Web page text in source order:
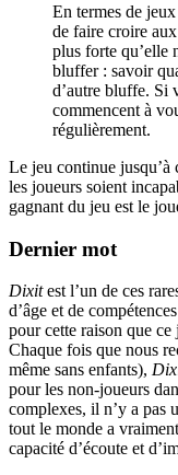
En termes de
de faire croire
plus forte qu’elle
bluffer : savoir
d’autre bluffe. Si
commencent à
régulièrement.
Le jeu continue jusqu’à
les joueurs soient
gagnant du jeu est le
Dernier mot
Dixitest l’un de ces
d’âge et de
pour cette raison que ce
Chaque fois que nous
même sans enfants),
pour les non-joueurs
complexes, il n’y a pas
tout le monde a
capacité d’écoute et